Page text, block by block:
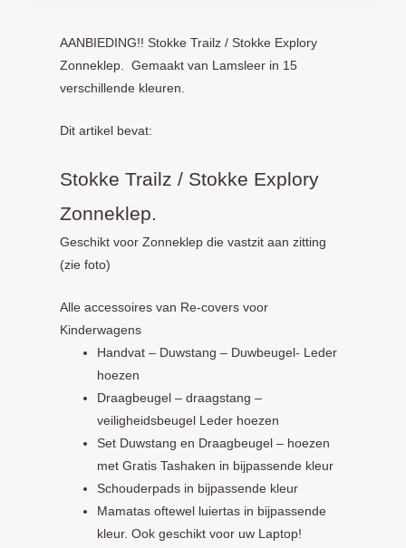
AANBIEDING!! Stokke Trailz / Stokke Explory
Zonneklep. Gemaakt van Lamsleer in 15
verschillende kleuren.
Dit artikel bevat:
Stokke Trailz / Stokke Explory
Zonneklep.
Geschikt voor Zonneklep die vastzit aan zitting
(zie foto)
Alle accessoires van Re-covers voor
Kinderwagens
Handvat – Duwstang – Duwbeugel- Leder
hoezen
Draagbeugel – draagstang –
veiligheidsbeugel Leder hoezen
Set Duwstang en Draagbeugel – hoezen
met Gratis Tashaken in bijpassende kleur
Schouderpads in bijpassende kleur
Mamatas oftewel luiertas in bijpassende
kleur. Ook geschikt voor uw Laptop!